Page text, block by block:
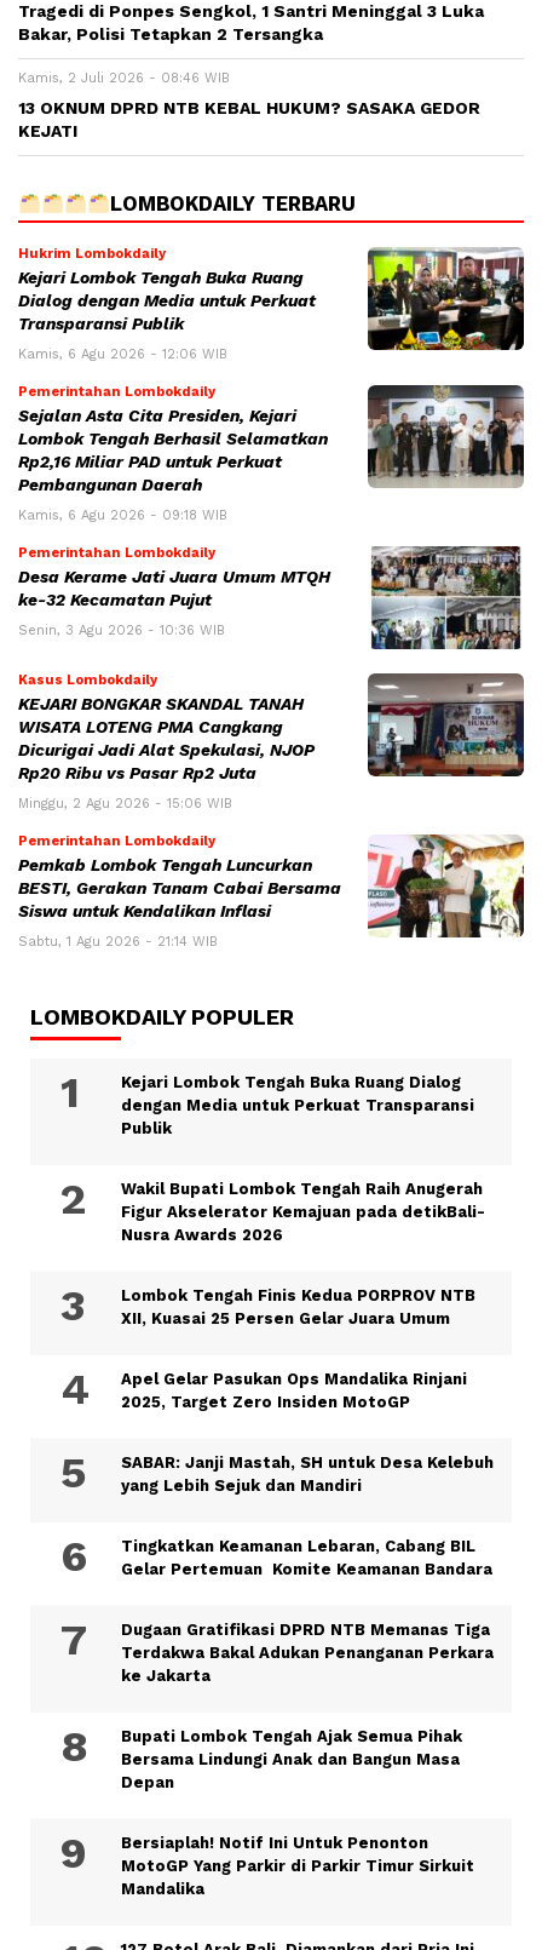
Tragedi di Ponpes Sengkol, 1 Santri Meninggal 3 Luka
Bakar, Polisi Tetapkan 2 Tersangka
Kamis, 2 Juli 2026 - 08:46 WIB
13 OKNUM DPRD NTB KEBAL HUKUM? SASAKA GEDOR
KEJATI
LOMBOKDAILY TERBARU
Hukrim Lombokdaily
Kejari Lombok Tengah Buka Ruang
Dialog dengan Media untuk Perkuat
Transparansi Publik
Kamis, 6 Agu 2026 - 12:06 WIB
Pemerintahan Lombokdaily
Sejalan Asta Cita Presiden, Kejari
Lombok Tengah Berhasil Selamatkan
Rp2,16 Miliar PAD untuk Perkuat
Pembangunan Daerah
Kamis, 6 Agu 2026 - 09:18 WIB
Pemerintahan Lombokdaily
Desa Kerame Jati Juara Umum MTQH
ke-32 Kecamatan Pujut
Senin, 3 Agu 2026 - 10:36 WIB
Kasus Lombokdaily
KEJARI BONGKAR SKANDAL TANAH
WISATA LOTENG PMA Cangkang
Dicurigai Jadi Alat Spekulasi, NJOP
Rp20 Ribu vs Pasar Rp2 Juta
Minggu, 2 Agu 2026 - 15:06 WIB
Pemerintahan Lombokdaily
Pemkab Lombok Tengah Luncurkan
BESTI, Gerakan Tanam Cabai Bersama
Siswa untuk Kendalikan Inflasi
Sabtu, 1 Agu 2026 - 21:14 WIB
LOMBOKDAILY POPULER
Kejari Lombok Tengah Buka Ruang Dialog
dengan Media untuk Perkuat Transparansi
Publik
Wakil Bupati Lombok Tengah Raih Anugerah
Figur Akselerator Kemajuan pada detikBali-
Nusra Awards 2026
Lombok Tengah Finis Kedua PORPROV NTB
XII, Kuasai 25 Persen Gelar Juara Umum
Apel Gelar Pasukan Ops Mandalika Rinjani
2025, Target Zero Insiden MotoGP
SABAR: Janji Mastah, SH untuk Desa Kelebuh
yang Lebih Sejuk dan Mandiri
Tingkatkan Keamanan Lebaran, Cabang BIL
Gelar Pertemuan Komite Keamanan Bandara
Dugaan Gratifikasi DPRD NTB Memanas Tiga
Terdakwa Bakal Adukan Penanganan Perkara
ke Jakarta
Bupati Lombok Tengah Ajak Semua Pihak
Bersama Lindungi Anak dan Bangun Masa
Depan
Bersiaplah! Notif Ini Untuk Penonton
MotoGP Yang Parkir di Parkir Timur Sirkuit
Mandalika